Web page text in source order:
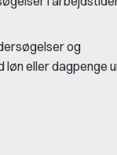
og
løn eller dagpenge